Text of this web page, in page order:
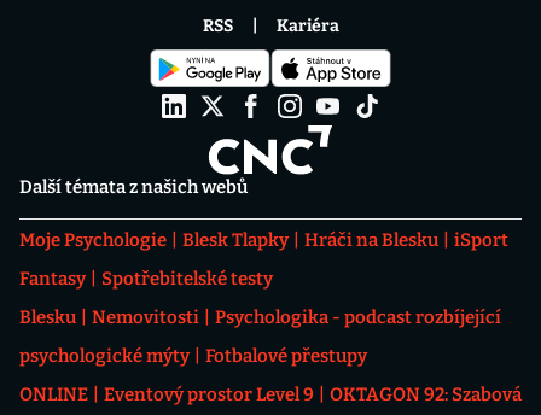
Další témata z našich webů
Moje Psychologie Blesk Tlapky Hráči na Blesku
iSport
Fantasy
Spotřebitelské testy
Blesku
Nemovitosti
Psychologika - podcast rozbíjející
psychologické mýty
Fotbalové přestupy
ONLINE
Eventový prostor Level 9
OKTAGON 92: Szabová
RSS Kariéra